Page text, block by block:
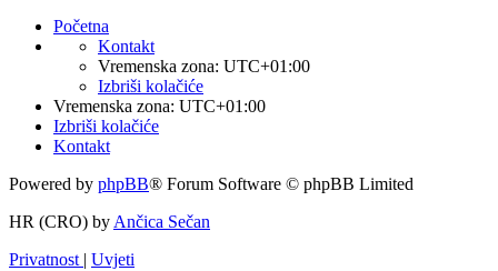
Početna
Kontakt
Vremenska zona: UTC+01:00
Izbriši kolačiće
Vremenska zona: UTC+01:00
Izbriši kolačiće
Kontakt
Powered by phpBB® Forum Software © phpBB Limited
HR (CRO) byAnčica Sečan
Privatnost
Uvjeti